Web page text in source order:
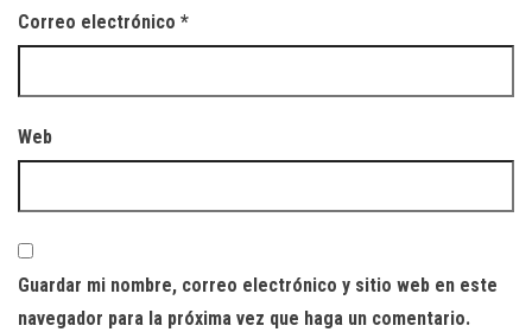
Correo electrónico *
Web
Guardar mi nombre, correo electrónico y sitio web en este
navegador para la próxima vez que haga un comentario.